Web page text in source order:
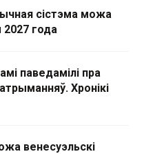
сістэма можа
2027 года
паведамілі пра
Хронікі
венесуэльскі